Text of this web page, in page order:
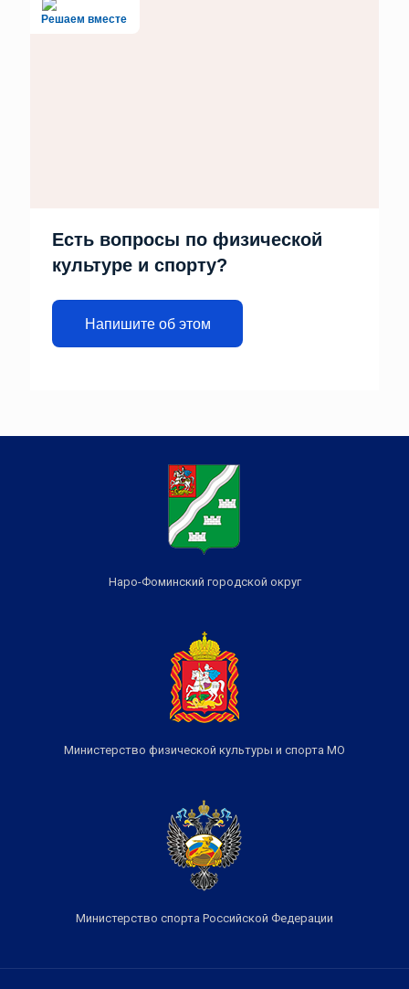
Решаем вместе
Есть вопросы по физической
культуре и спорту?
Напишите об этом
Наро-Фоминский городской округ
Министерство физической культуры и спорта МО
Министерство спорта Российской Федерации